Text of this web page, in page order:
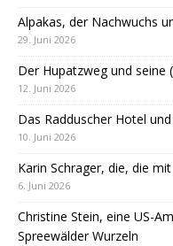
Alpakas, der Nachwuchs
29. Juni 2026
Der Hupatzweg und seine
12. Juni 2026
Das Radduscher Hotel
10. Juni 2026
Karin Schrager, die, die
6. Juni 2026
Christine Stein, eine US-
Spreewälder Wurzeln